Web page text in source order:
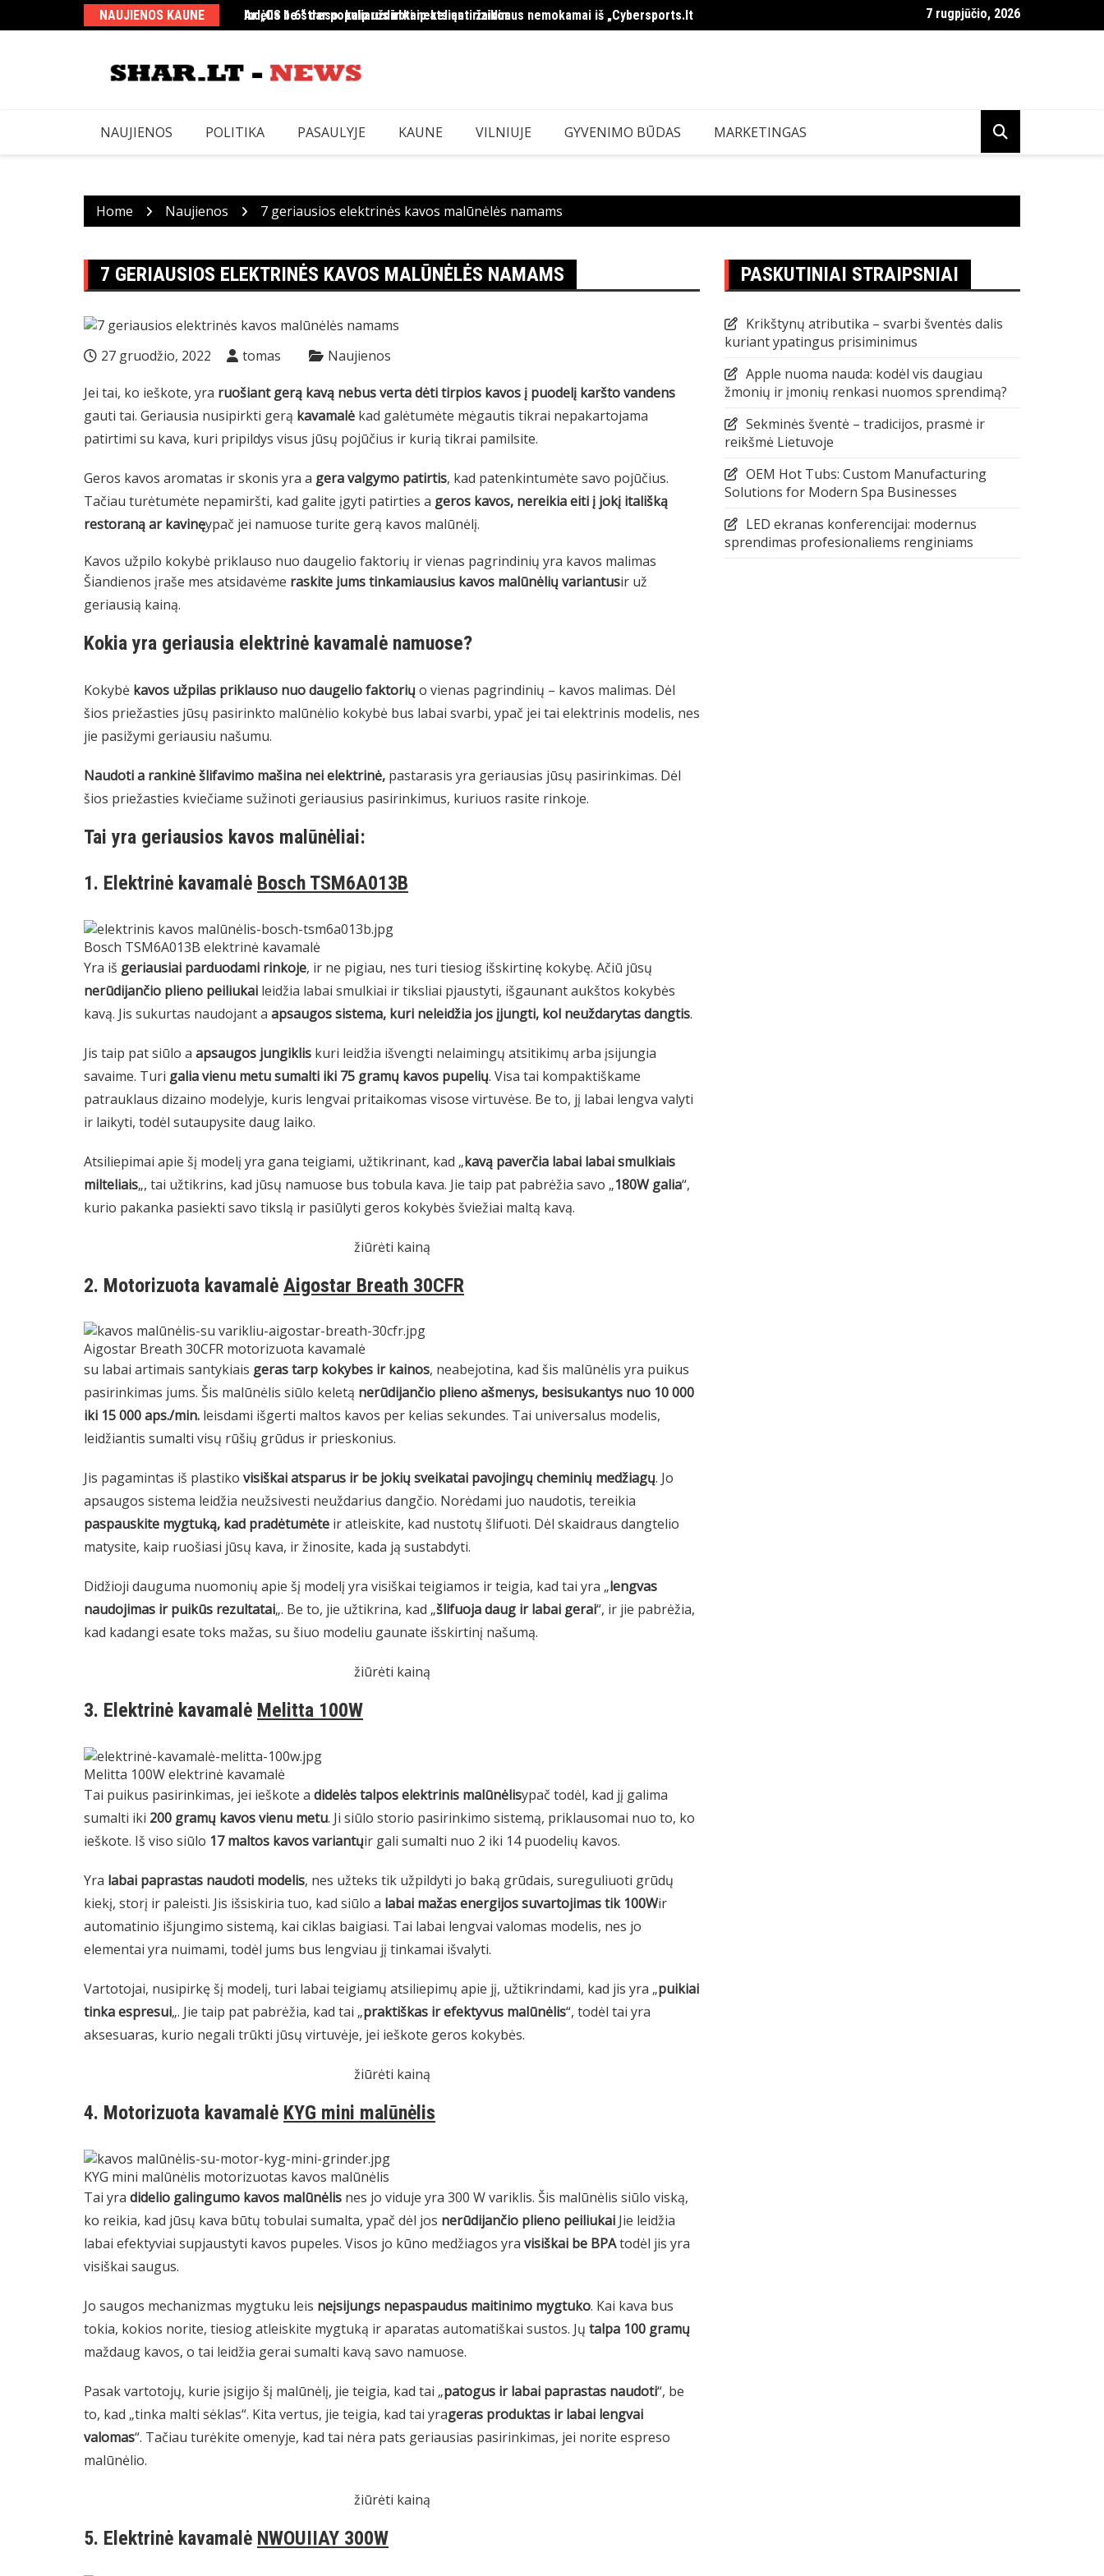
to
NAUJIENOS KAUNE Indėlis be streso: kaip uždirbti nekeliant rizikos
Ar „CS 1.6“ dar populiarus ir kaip atsiųsti žaidimus nemokamai iš „Cybersports.lt 7 rugpjūčio, 2026
NAUJIENOS POLITIKA PASAULYJE KAUNE VILNIUJE GYVENIMO BŪDAS MARKETINGAS
Home Naujienos 7 geriausios elektrinės kavos malūnėlės namams
7 GERIAUSIOS ELEKTRINĖS KAVOS MALŪNĖLĖS NAMAMS
27 gruodžio, 2022 tomas Naujienos
Jei tai, ko ieškote, yra ruošiant gerą kavą nebus verta dėti tirpios kavos į puodelį karšto vandens
gauti tai. Geriausia nusipirkti gerą kavamalė kad galėtumėte mėgautis tikrai nepakartojama
patirtimi su kava, kuri pripildys visus jūsų pojūčius ir kurią tikrai pamilsite.
Geros kavos aromatas ir skonis yra a gera valgymo patirtis, kad patenkintumėte savo pojūčius.
Tačiau turėtumėte nepamiršti, kad galite įgyti patirties a geros kavos, nereikia eiti į jokį itališką
restoraną ar kavinęypač jei namuose turite gerą kavos malūnėlį.
Kavos užpilo kokybė priklauso nuo daugelio faktorių ir vienas pagrindinių yra kavos malimas
Šiandienos įraše mes atsidavėme raskite jums tinkamiausius kavos malūnėlių variantusir už
geriausią kainą.
Kokia yra geriausia elektrinė kavamalė namuose?
Kokybė kavos užpilas priklauso nuo daugelio faktorių o vienas pagrindinių – kavos malimas. Dėl
šios priežasties jūsų pasirinkto malūnėlio kokybė bus labai svarbi, ypač jei tai elektrinis modelis, nes
jie pasižymi geriausiu našumu.
Naudoti a rankinė šlifavimo mašina nei elektrinė, pastarasis yra geriausias jūsų pasirinkimas. Dėl
šios priežasties kviečiame sužinoti geriausius pasirinkimus, kuriuos rasite rinkoje.
Tai yra geriausios kavos malūnėliai:
1. Elektrinė kavamalė Bosch TSM6A013B
Bosch TSM6A013B elektrinė kavamalė
Yra iš geriausiai parduodami rinkoje, ir ne pigiau, nes turi tiesiog išskirtinę kokybę. Ačiū jūsų
nerūdijančio plieno peiliukai leidžia labai smulkiai ir tiksliai pjaustyti, išgaunant aukštos kokybės
kavą. Jis sukurtas naudojant a apsaugos sistema, kuri neleidžia jos įjungti, kol neuždarytas dangtis.
Jis taip pat siūlo a apsaugos jungiklis kuri leidžia išvengti nelaimingų atsitikimų arba įsijungia
savaime. Turi galia vienu metu sumalti iki 75 gramų kavos pupelių. Visa tai kompaktiškame
patrauklaus dizaino modelyje, kuris lengvai pritaikomas visose virtuvėse. Be to, jį labai lengva valyti
ir laikyti, todėl sutaupysite daug laiko.
Atsiliepimai apie šį modelį yra gana teigiami, užtikrinant, kad „kavą paverčia labai labai smulkiais
milteliais„, tai užtikrins, kad jūsų namuose bus tobula kava. Jie taip pat pabrėžia savo „180W galia“,
kurio pakanka pasiekti savo tikslą ir pasiūlyti geros kokybės šviežiai maltą kavą.
žiūrėti kainą
2. Motorizuota kavamalė Aigostar Breath 30CFR
Aigostar Breath 30CFR motorizuota kavamalė
su labai artimais santykiais geras tarp kokybes ir kainos, neabejotina, kad šis malūnėlis yra puikus
pasirinkimas jums. Šis malūnėlis siūlo keletą nerūdijančio plieno ašmenys, besisukantys nuo 10 000
iki 15 000 aps./min. leisdami išgerti maltos kavos per kelias sekundes. Tai universalus modelis,
leidžiantis sumalti visų rūšių grūdus ir prieskonius.
Jis pagamintas iš plastiko visiškai atsparus ir be jokių sveikatai pavojingų cheminių medžiagų. Jo
apsaugos sistema leidžia neužsivesti neuždarius dangčio. Norėdami juo naudotis, tereikia
paspauskite mygtuką, kad pradėtumėte ir atleiskite, kad nustotų šlifuoti. Dėl skaidraus dangtelio
matysite, kaip ruošiasi jūsų kava, ir žinosite, kada ją sustabdyti.
Didžioji dauguma nuomonių apie šį modelį yra visiškai teigiamos ir teigia, kad tai yra „lengvas
naudojimas ir puikūs rezultatai„. Be to, jie užtikrina, kad „šlifuoja daug ir labai gerai“, ir jie pabrėžia,
kad kadangi esate toks mažas, su šiuo modeliu gaunate išskirtinį našumą.
žiūrėti kainą
3. Elektrinė kavamalė Melitta 100W
Melitta 100W elektrinė kavamalė
Tai puikus pasirinkimas, jei ieškote a didelės talpos elektrinis malūnėlisypač todėl, kad jį galima
sumalti iki 200 gramų kavos vienu metu. Ji siūlo storio pasirinkimo sistemą, priklausomai nuo to, ko
ieškote. Iš viso siūlo 17 maltos kavos variantųir gali sumalti nuo 2 iki 14 puodelių kavos.
Yra labai paprastas naudoti modelis, nes užteks tik užpildyti jo baką grūdais, sureguliuoti grūdų
kiekį, storį ir paleisti. Jis išsiskiria tuo, kad siūlo a labai mažas energijos suvartojimas tik 100Wir
automatinio išjungimo sistemą, kai ciklas baigiasi. Tai labai lengvai valomas modelis, nes jo
elementai yra nuimami, todėl jums bus lengviau jį tinkamai išvalyti.
Vartotojai, nusipirkę šį modelį, turi labai teigiamų atsiliepimų apie jį, užtikrindami, kad jis yra „puikiai
tinka espresui„. Jie taip pat pabrėžia, kad tai „praktiškas ir efektyvus malūnėlis“, todėl tai yra
aksesuaras, kurio negali trūkti jūsų virtuvėje, jei ieškote geros kokybės.
žiūrėti kainą
4. Motorizuota kavamalė KYG mini malūnėlis
KYG mini malūnėlis motorizuotas kavos malūnėlis
Tai yra didelio galingumo kavos malūnėlis nes jo viduje yra 300 W variklis. Šis malūnėlis siūlo viską,
ko reikia, kad jūsų kava būtų tobulai sumalta, ypač dėl jos nerūdijančio plieno peiliukai Jie leidžia
labai efektyviai supjaustyti kavos pupeles. Visos jo kūno medžiagos yra visiškai be BPAtodėl jis yra
visiškai saugus.
Jo saugos mechanizmas mygtuku leis neįsijungs nepaspaudus maitinimo mygtuko. Kai kava bus
tokia, kokios norite, tiesiog atleiskite mygtuką ir aparatas automatiškai sustos. Jų talpa 100 gramų
maždaug kavos, o tai leidžia gerai sumalti kavą savo namuose.
Pasak vartotojų, kurie įsigijo šį malūnėlį, jie teigia, kad tai „patogus ir labai paprastas naudoti“, be
to, kad „tinka malti sėklas“. Kita vertus, jie teigia, kad tai yrageras produktas ir labai lengvai
valomas“. Tačiau turėkite omenyje, kad tai nėra pats geriausias pasirinkimas, jei norite espreso
malūnėlio.
žiūrėti kainą
5. Elektrinė kavamalė NWOUIIAY 300W
PASKUTINIAI STRAIPSNIAI
Krikštynų atributika – svarbi šventės dalis
kuriant ypatingus prisiminimus
Apple nuoma nauda: kodėl vis daugiau
žmonių ir įmonių renkasi nuomos sprendimą?
Sekminės šventė – tradicijos, prasmė ir
reikšmė Lietuvoje
OEM Hot Tubs: Custom Manufacturing
Solutions for Modern Spa Businesses
LED ekranas konferencijai: modernus
sprendimas profesionaliems renginiams